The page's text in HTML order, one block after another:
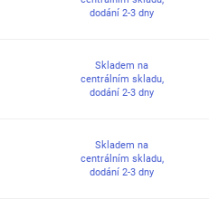
dodání 2-3 dny
Skladem na
centrálním skladu,
dodání 2-3 dny
Skladem na
centrálním skladu,
dodání 2-3 dny